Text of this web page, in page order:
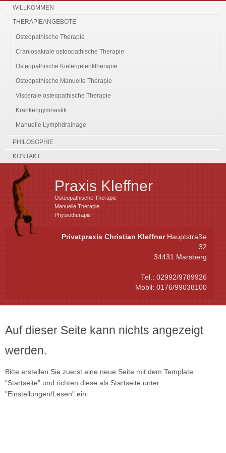
WILLKOMMEN
THERAPIEANGEBOTE
Osteopathische Therapie
Craniosakrale osteopathische Therapie
Osteopathische Kiefergelenktherapie
Osteopathische Manuelle Therapie
Viscerale osteopathische Therapie
Krankengymnastik
Manuelle Lymphdrainage
PHILOSOPHIE
KONTAKT
Praxis Kleffner
Osteopathische Therapie
Manuelle Therapie
Physiotherapie
Privatpraxis Christian KleffnerHauptstraße
32
34431 Marsberg
Tel.: 02992/9789926
Mobil: 0176/99038100
Auf dieser Seite kann nichts angezeigt
werden.
Bitte erstellen Sie zuerst eine neue Seite mit dem Template
"Startseite" und richten diese als Startseite unter
"Einstellungen/Lesen" ein.